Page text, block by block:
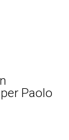
Paolo